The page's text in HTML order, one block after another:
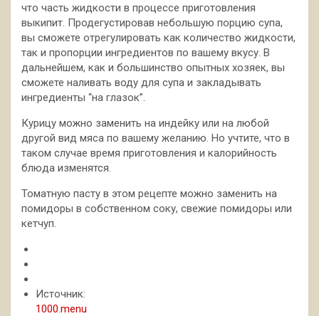
что часть жидкости в процессе приготовления
выкипит. Продегустировав небольшую порцию супа,
вы сможете отрегулировать как количество жидкости,
так и пропорции ингредиентов по вашему вкусу. В
дальнейшем, как и большинство опытных хозяек, вы
сможете наливать воду для супа и закладывать
ингредиенты “на глазок”.
Курицу можно заменить на индейку или на любой
другой вид мяса по вашему желанию. Но учтите, что в
таком случае время приготовления и калорийность
блюда изменятся.
Томатную пасту в этом рецепте можно заменить на
помидоры в собственном соку, свежие помидоры или
кетчуп.
Источник:
1000.menu